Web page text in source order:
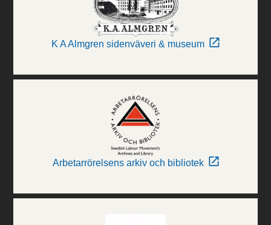
K A Almgren sidenväveri & museum
Arbetarrörelsens arkiv och bibliotek